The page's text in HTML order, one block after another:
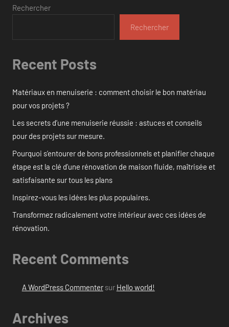
Rechercher
Rechercher
Recent Posts
Matériaux en menuiserie : comment choisir le bon matériau
pour vos projets ?
Les secrets d’une menuiserie réussie : astuces et conseils
pour des projets sur mesure.
Pourquoi s’entourer de bons professionnels et planifier chaque
étape est la clé d’une rénovation de maison fluide, maîtrisée et
satisfaisante sur tous les plans
Inspirez-vous les idées les plus populaires.
Transformez radicalement votre intérieur avec ces idées de
rénovation.
Recent Comments
A WordPress Commentersur Hello world!
Archives